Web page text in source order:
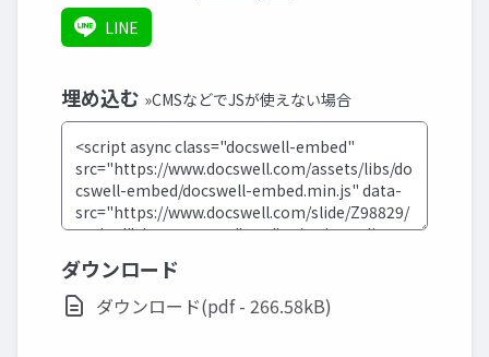
LINE
埋め込む »CMSなどでJSが使えない場合
ダウンロード
ダウンロード(pdf - 266.58kB)